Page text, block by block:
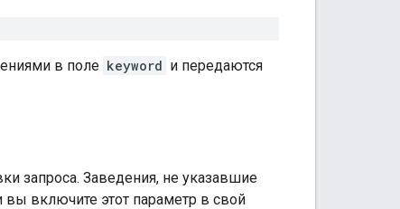
в поле keyword и передаются
запроса. Заведения, не указавшие
вы включите этот параметр в свой